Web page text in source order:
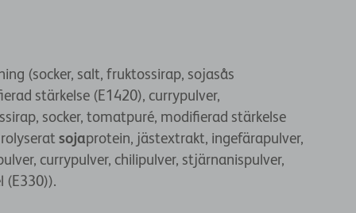
(socker, salt, fruktossirap, sojasås
stärkelse (E1420), currypulver,
socker, tomatpuré, modifierad stärkelse
sojaprotein, jästextrakt, ingefärapulver,
currypulver, chilipulver, stjärnanispulver,
(E330)).